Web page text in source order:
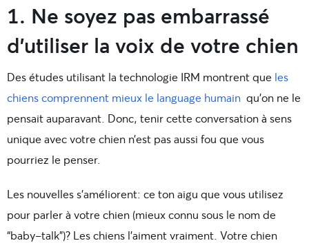
1. Ne soyez pas embarrassé
d’utiliser la voix de votre chien
Des études utilisant la technologie IRM montrent que les
chiens comprennent mieux le language humain qu’on ne le
pensait auparavant. Donc, tenir cette conversation à sens
unique avec votre chien n’est pas aussi fou que vous
pourriez le penser.
Les nouvelles s’améliorent: ce ton aigu que vous utilisez
pour parler à votre chien (mieux connu sous le nom de
“baby-talk”)? Les chiens l’aiment vraiment. Votre chien